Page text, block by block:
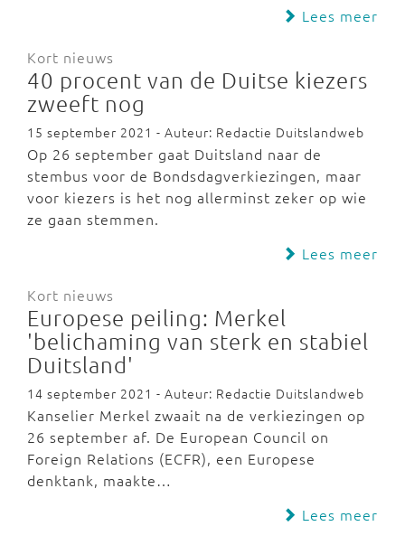
Lees meer
Kort nieuws
40 procent van de Duitse kiezers
zweeft nog
15 september 2021 - Auteur: Redactie Duitslandweb
Op 26 september gaat Duitsland naar de
stembus voor de Bondsdagverkiezingen, maar
voor kiezers is het nog allerminst zeker op wie
ze gaan stemmen.
Lees meer
Kort nieuws
Europese peiling: Merkel
'belichaming van sterk en stabiel
Duitsland'
14 september 2021 - Auteur: Redactie Duitslandweb
Kanselier Merkel zwaait na de verkiezingen op
26 september af. De European Council on
Foreign Relations (ECFR), een Europese
denktank, maakte…
Lees meer